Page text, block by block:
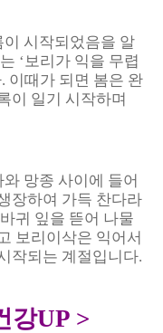
시작되었음을 알
‘ 보리가 익을 무렵
. 이때가 되면 봄은 완
이 일기 시작하며
망종 사이에 들어
장하여 가득 찬다라
귀 잎을 뜯어 나물
보리이삭은 익어서
작되는 계절입니다.
강UP >